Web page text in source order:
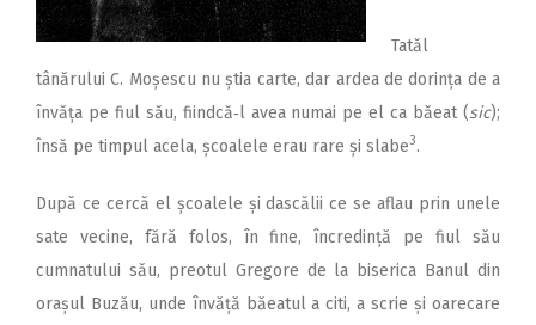
Tatăl
tânărului C. Moșescu nu știa carte, dar ardea de dorința de a
învăța pe fiul său, fiindcă‑l avea numai pe el ca băeat (sic);
însă pe timpul acela, școalele erau rare și slabe3.
După ce cercă el școalele și dascălii ce se aflau prin unele
sate vecine, fără folos, în fine, încredință pe fiul său
cumnatului său, preotul Gregore de la biserica Banul din
orașul Buzău, unde învăță băeatul a citi, a scrie și oarecare